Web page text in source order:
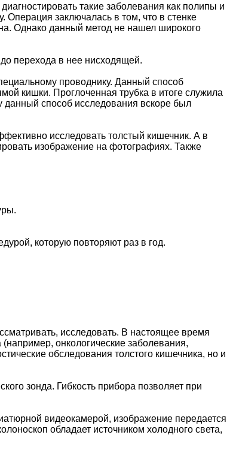
такие заболевания как полипы и
Операция заключалась в том, что в стенке
Однако данный метод не нашел широкого
перехода в нее нисходящей.
проводнику. Данный способ
кишки. Проглоченная трубка в итоге служила
данный способ исследования вскоре был
исследовать толстый кишечник. А в
изображение на фотографиях. Также
которую повторяют раз в год.
исследовать. В настоящее время
онкологические заболевания,
обследования толстого кишечника, но и
зонда. Гибкость прибора позволяет при
видеокамерой, изображение передается
обладает источником холодного света,